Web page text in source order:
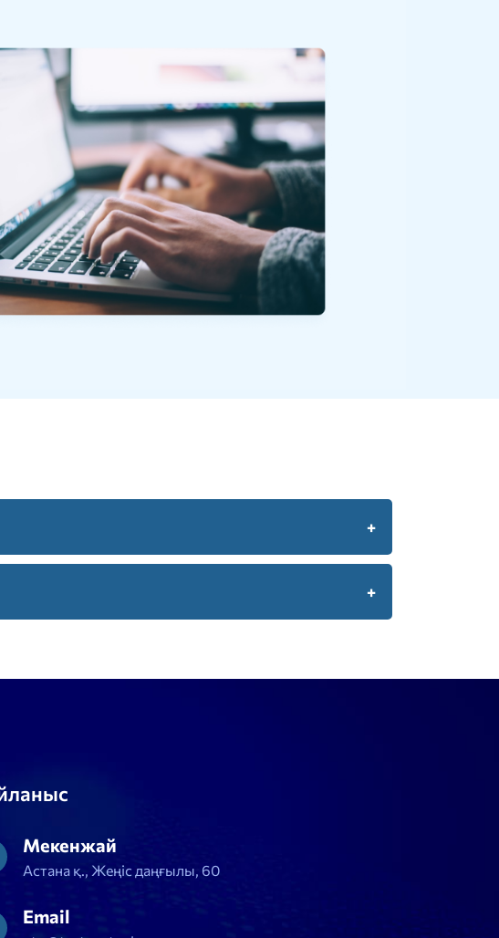
Мекенжай
Астана қ., Жеңіс даңғылы, 60
Email